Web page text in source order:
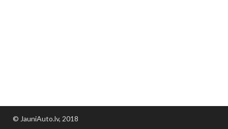
© JauniAuto.lv, 2018